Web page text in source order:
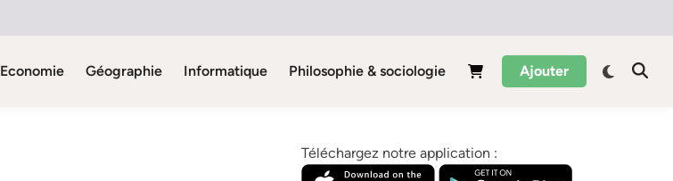
Economie Géographie Informatique Philosophie & sociologie Ajouter
Téléchargez notre application :